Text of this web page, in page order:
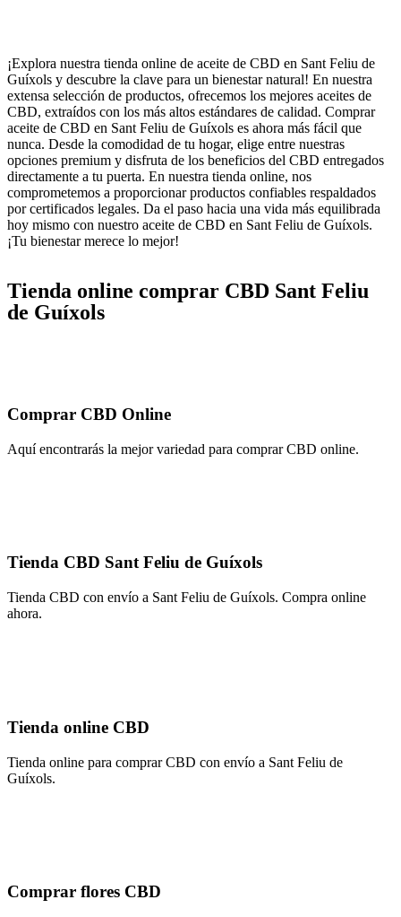
¡Explora nuestra tienda online de aceite de CBD en Sant Feliu de
Guíxols y descubre la clave para un bienestar natural! En nuestra
extensa selección de productos, ofrecemos los mejores aceites de
CBD, extraídos con los más altos estándares de calidad. Comprar
aceite de CBD en Sant Feliu de Guíxols es ahora más fácil que
nunca. Desde la comodidad de tu hogar, elige entre nuestras
opciones premium y disfruta de los beneficios del CBD entregados
directamente a tu puerta. En nuestra tienda online, nos
comprometemos a proporcionar productos confiables respaldados
por certificados legales. Da el paso hacia una vida más equilibrada
hoy mismo con nuestro aceite de CBD en Sant Feliu de Guíxols.
¡Tu bienestar merece lo mejor!
Tienda online comprar CBD Sant Feliu
de Guíxols
Comprar CBD Online
Aquí encontrarás la mejor variedad para comprar CBD online.
Tienda CBD Sant Feliu de Guíxols
Tienda CBD con envío a Sant Feliu de Guíxols. Compra online
ahora.
Tienda online CBD
Tienda online para comprar CBD con envío a Sant Feliu de
Guíxols.
Comprar flores CBD